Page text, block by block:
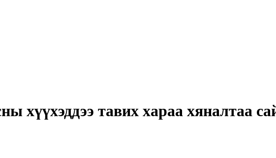
хүүхэддээ тавих хараа хяналтаа